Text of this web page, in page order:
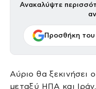
Ανακαλύψτε
Προσθήκη του
Αύριο θα ξεκινήσει
μεταξύ ΗΠΑ και